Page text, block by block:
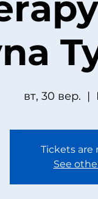
вт, 30 вер.
  |
Tickets are
See